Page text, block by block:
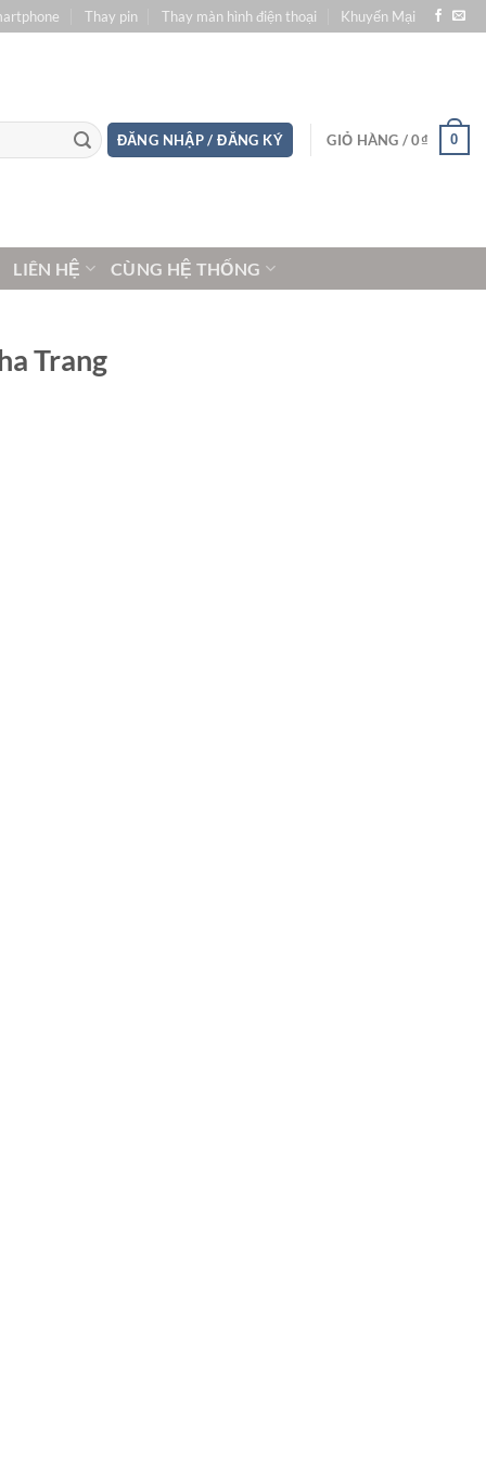
Thay pin Thay màn hình điện thoại Khuyến Mại
ĐĂNG NHẬP / ĐĂNG KÝ GIỎ HÀNG /0₫ 0
LIÊN HỆ CÙNG HỆ THỐNG
Trang